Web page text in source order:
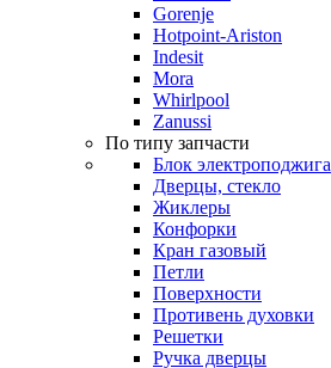
Gorenje
Hotpoint-Ariston
Indesit
Mora
Whirlpool
Zanussi
По типу запчасти
Блок электроподжига
Дверцы, стекло
Жиклеры
Конфорки
Кран газовый
Петли
Поверхности
Противень духовки
Решетки
Ручка дверцы